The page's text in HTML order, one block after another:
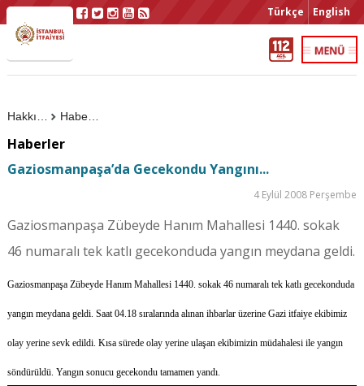
Türkçe English
Haberler
Haberler
Gaziosmanpaşa’da Gecekondu Yangını...
4 Eylül 2008 Perşembe
Gaziosmanpaşa Zübeyde Hanım Mahallesi 1440. sokak
46 numaralı tek katlı gecekonduda yangın meydana geldi.
Gaziosmanpaşa Zübeyde Hanım Mahallesi 1440. sokak 46 numaralı tek katlı gecekonduda
yangın meydana geldi. Saat 04.18 sıralarında alınan ihbarlar üzerine Gazi itfaiye ekibimiz
olay yerine sevk edildi. Kısa sürede olay yerine ulaşan ekibimizin müdahalesi ile yangın
söndürüldü. Yangın sonucu gecekondu tamamen yandı.